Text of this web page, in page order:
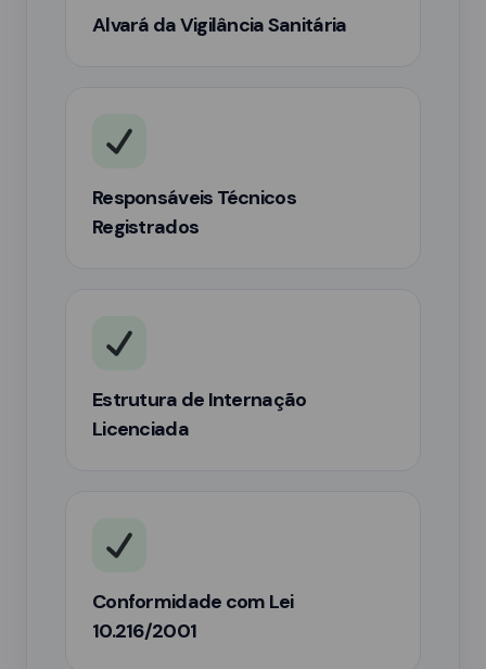
Alvará da Vigilância Sanitária
Responsáveis Técnicos
Registrados
Estrutura de Internação
Licenciada
Conformidade com Lei
10.216/2001